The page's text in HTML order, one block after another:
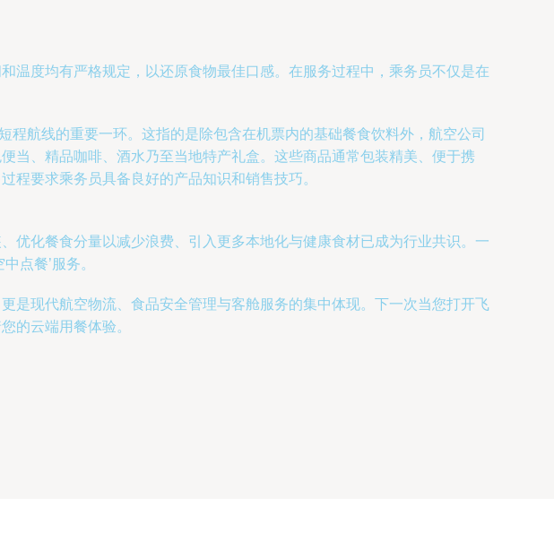
温度均有严格规定，以还原食物最佳口感。在服务过程中，乘务员不仅是在
程航线的重要一环。这指的是除包含在机票内的基础餐食饮料外，航空公司
当、精品咖啡、酒水乃至当地特产礼盒。这些商品通常包装精美、便于携
程要求乘务员具备良好的产品知识和销售技巧。
优化餐食分量以减少浪费、引入更多本地化与健康食材已成为行业共识。一
点餐’服务。
是现代航空物流、食品安全管理与客舱服务的集中体现。下一次当您打开飞
的云端用餐体验。